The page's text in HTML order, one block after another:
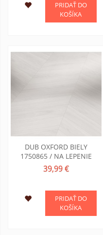
PRIDAŤ DO
KOŠÍKA
DUB OXFORD BIELY
1750865 / NA LEPENIE
39,99 €
PRIDAŤ DO
KOŠÍKA